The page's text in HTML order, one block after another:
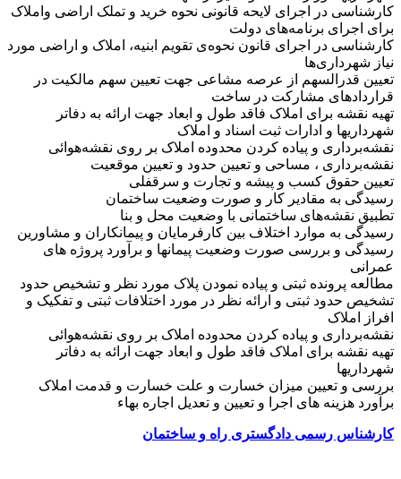
کارشناسی در اجرای لایحه قانونی نحوه خرید و تملک اراضی واملاک
برای اجرای برنامه‌های دولت
کارشناسی در اجرای قانون نحوه‌ی تقویم ابنیه، املاک و اراضی مورد
نیاز شهرداری‌ها
تعیین قدرالسهم از عرصه مشاعی جهت تعیین سهم مالکیت در
قراردادهای مشارکت در ساخت
تهیه نقشه برای املاک فاقد طول و ابعاد جهت ارائه به دفاتر
شهرداریها و ادارات ثبت اسناد و املاک
نقشه‌برداری و پیاده کردن محدوده املاک بر روی نقشه‌هوائی
نقشه‌برداری ، مساحی و تعیین حدود و تعیین موقعیت
تعیین حقوق کسب و پیشه و تجارت و سرقفلی
رسیدگی به مقادیر کار و صورت وضعیت ساختمان
تطبیق نقشه‌های ساختمانی با وضعیت محل و بنا
رسیدگی به موارد اختلاف بین کارفرمایان و پیمانکاران و مشاورین
رسیدگی و بررسی صورت وضعیت پیمانها و برآورد پروژه های
عمرانی
مطالعه پرونده ثبتی و پیاده نمودن پلاک مورد نظر و تشخیص حدود
تشخیص حدود ثبتی و ارائه نظر در مورد اختلافات ثبتی و تفکیک و
افراز املاک
نقشه‌برداری و پیاده کردن محدوده املاک بر روی نقشه‌هوائی
تهیه نقشه برای املاک فاقد طول و ابعاد جهت ارائه به دفاتر
شهرداریها
بررسی و تعیین میزان خسارت و علت خسارت و قدمت املاک
برآورد هزینه های اجرا و تعیین و تعدیل اجاره بهاء
کارشناس رسمی دادگستری راه و ساختمان